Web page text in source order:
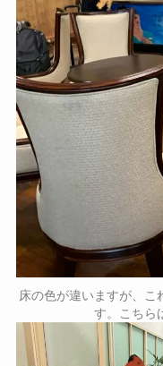
床の色が違いますが、こ
す。こちら